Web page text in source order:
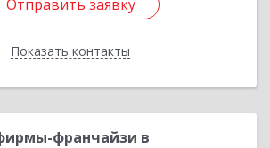
Отправить заявку
Показать контакты
Отправить заявку
Назад
франчайзи в